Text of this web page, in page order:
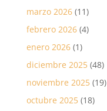
marzo 2026(11)
febrero 2026(4)
enero 2026(1)
diciembre 2025(48)
noviembre 2025(19)
octubre 2025(18)